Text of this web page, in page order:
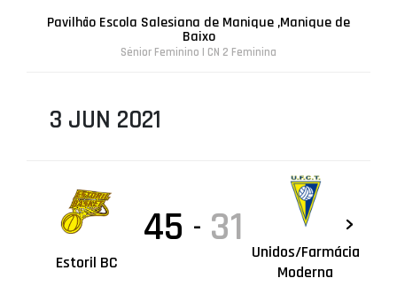
Pavilhão Escola Salesiana de Manique ,Manique de
Baixo
Sénior Feminino | CN 2 Feminina
3 JUN 2021
Estoril BC
45 - 31 Unidos/Farmácia
Moderna